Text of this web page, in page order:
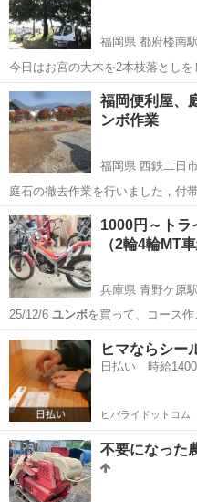
福岡県 都府楼南駅
今日はお宮の大木を2本枝落としを
尾といいます、大木の枝落としで
福岡 筑紫野市 都府楼南駅
福岡便利屋、
ンボ作業
福岡県 西鉄二日
庭石の徹去作業を行いました，付
後に花を植え替えました コウチャ
石、植木切り株の徹去でお悩みの
福岡 筑紫野市 西鉄二日市
1000円～トラ
（2輪4輪MT
兵庫県 青野ケ原駅
25/12/6 ユンボを買って、コース
中…
兵庫 小野市 青野ケ原駅
ヒマならシー
日払い 時給
ヒバライドットコム
不要になった